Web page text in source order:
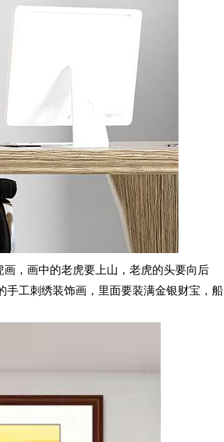
，画中的老虎要上山，老虎的头要向后
手工刺绣装饰画，里面要装满金银财宝，船